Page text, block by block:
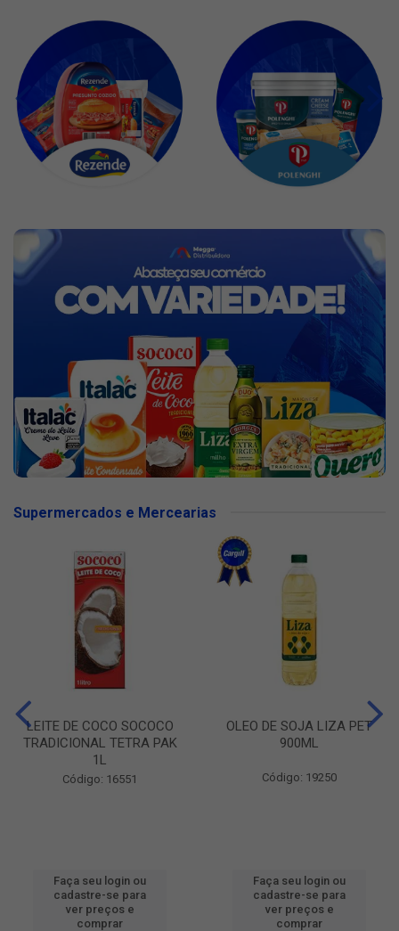
Supermercados e Mercearias
LEITE DE COCO SOCOCO
TRADICIONAL TETRA PAK
1L
Código: 16551
Faça seu login ou
cadastre-se para
ver preços e
comprar
OLEO DE SOJA LIZA PET
900ML
Código: 19250
Faça seu login ou
cadastre-se para
ver preços e
comprar